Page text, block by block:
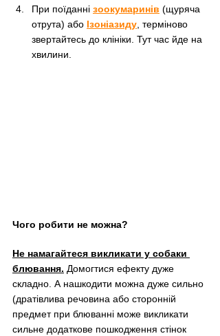
При поїданні зоокумаринів (щуряча
отрута) або Ізоніазиду , терміново
звертайтесь до клініки. Тут час йде на
хвилини.
Чого робити не можна?
Не намагайтеся викликати у собаки
блювання. Домогтися ефекту дуже
складно. А нашкодити можна дуже сильно
(дратівлива речовина або сторонній
предмет при блюванні може викликати
сильне додаткове пошкодження стінок